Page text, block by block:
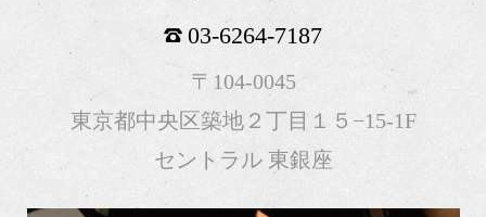
03-6264-7187
〒104-0045
東京都中央区築地２丁目１５−15-1F
セントラル 東銀座